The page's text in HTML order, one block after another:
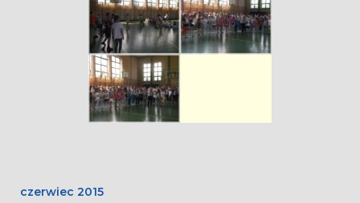
czerwiec 2015